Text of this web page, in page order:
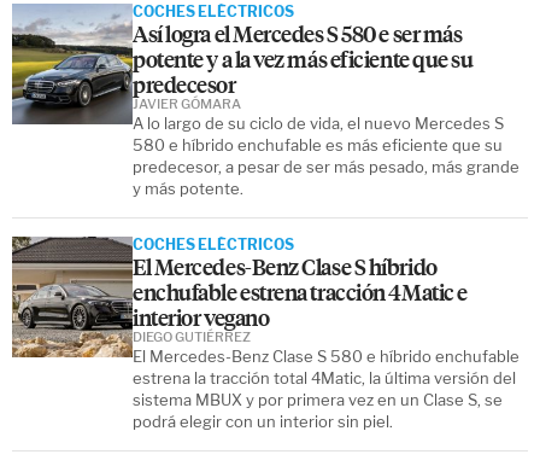
COCHES ELÉCTRICOS
Así logra el Mercedes S 580 e ser más
potente y a la vez más eficiente que su
predecesor
A lo largo de su ciclo de vida, el nuevo Mercedes S
580 e híbrido enchufable es más eficiente que su
predecesor, a pesar de ser más pesado, más grande
y más potente.
JAVIER GÓMARA
COCHES ELÉCTRICOS
El Mercedes-Benz Clase S híbrido
enchufable estrena tracción 4Matic e
interior vegano
El Mercedes-Benz Clase S 580 e híbrido enchufable
estrena la tracción total 4Matic, la última versión del
sistema MBUX y por primera vez en un Clase S, se
podrá elegir con un interior sin piel.
DIEGO GUTIÉRREZ